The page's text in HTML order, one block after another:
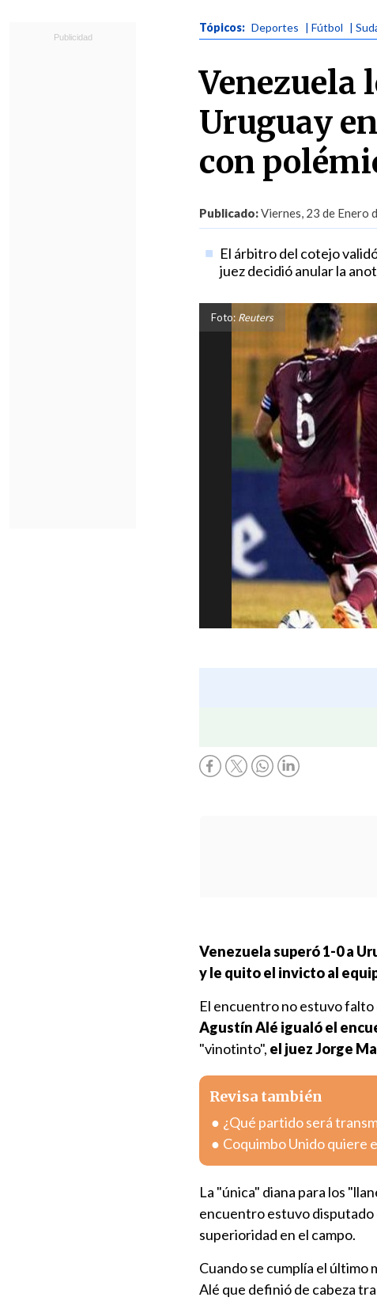
Tópicos: Deportes | Fútbol |
Venezuela
Uruguay
con
Publicado:Viernes, 23 de Enero
El árbitro del cotejo
juez decidió anular la
Foto: Reuters
Venezuela superó 1-0 a
y le quito el invicto al
El encuentro no estuvo falto
Agustín Alé igualó el
"vinotinto", el juez Jorge
Revisa también
¿Qué partido será
Coquimbo Unido quiere
La "única" diana para los
encuentro estuvo disputado
superioridad en el campo.
Cuando se cumplía el
Alé que definió de cabeza